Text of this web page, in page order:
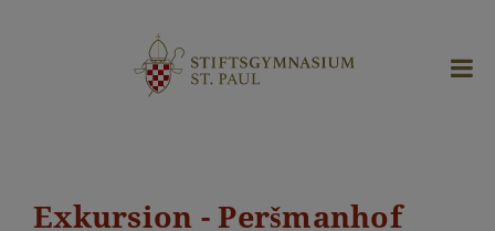
Exkursion - Peršmanhof